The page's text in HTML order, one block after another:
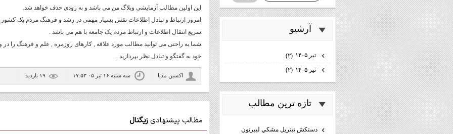
این اولین مطالب آزمایشی وبلاگ من می باشد و به زودی حذف خواهد شد.
امروز ارتباط و تبادل اطلاعات نقش بسیار مهمی در رشد و فرهنگ مردم یک کشور
سریع انتقال اطلاعات و ارتباط مردم یک جامعه با هم می باشد .
شما به راحتی می توانید مطالب مورد علاقه , کارهای روزمره , علم و فرهنگ را در
خود به گفتگو و تبادل نظر بپردازید .
اكسين مديا سه شنبه ۱۶ تیر ۰۵ ۱۷:۵۳
آرشيو
تیر ۱۴۰۵
(۲)
تیر ۱۴۰۵
(۲)
تازه ترين مطالب
دستكش نيتريل مشكي ليبرتون